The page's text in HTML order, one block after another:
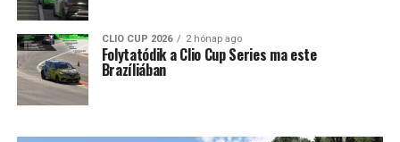
CLIO CUP 2026 2 hónap ago
Folytatódik a Clio Cup Series ma este
Brazíliában